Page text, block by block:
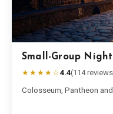
Small-Group
★★★★☆4.4(114
Colosseum, Pantheon